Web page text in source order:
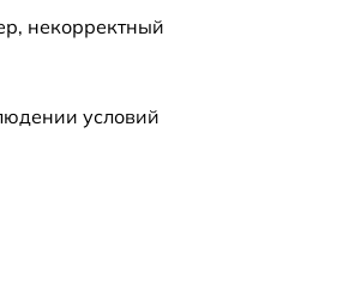
некорректный
условий